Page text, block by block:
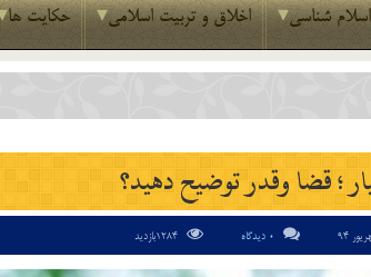
اسلام شناسی اخلاق و تربیت اسلامی حکایت ها
؛ قضا وقدر توضيح دهيد؟
0 دیدگاه